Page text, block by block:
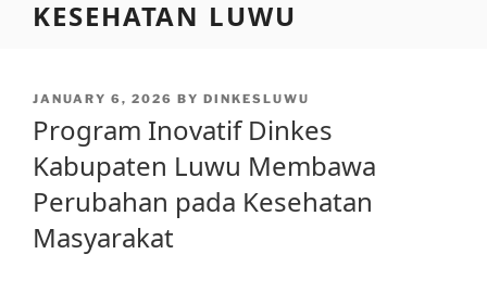
KESEHATAN LUWU
POSTED
JANUARY 6, 2026 BY DINKESLUWU
Program Inovatif Dinkes
Kabupaten Luwu Membawa
Perubahan pada Kesehatan
Masyarakat